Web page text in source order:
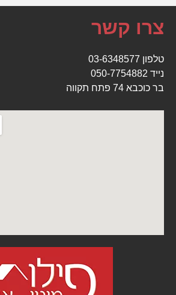
צרו קשר
טלפון 03-6348577
נייד 050-7754882
בר כוכבא 74 פתח תקווה